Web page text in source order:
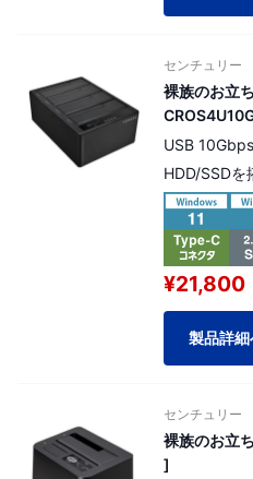
センチュリー
裸族のお立
USB
HDD/SSDを
¥21,800
製品詳細
センチュリー
裸族のお立
]